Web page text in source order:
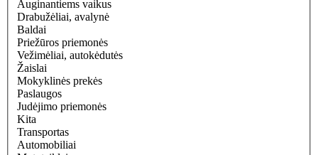
Auginantiems vaikus
Drabužėliai, avalynė
Baldai
Priežūros priemonės
Vežimėliai, autokėdutės
Žaislai
Mokyklinės prekės
Paslaugos
Judėjimo priemonės
Kita
Transportas
Automobiliai